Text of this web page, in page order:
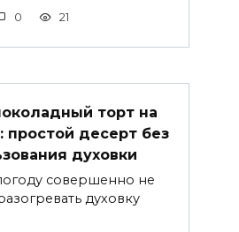
0 21
торт на
простой десерт без
духовки
совершенно не
духовку